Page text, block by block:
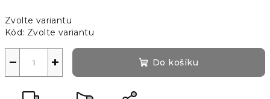
cena:
Zvolte variantu
Kód: Zvolte variantu
+
− Do košíku